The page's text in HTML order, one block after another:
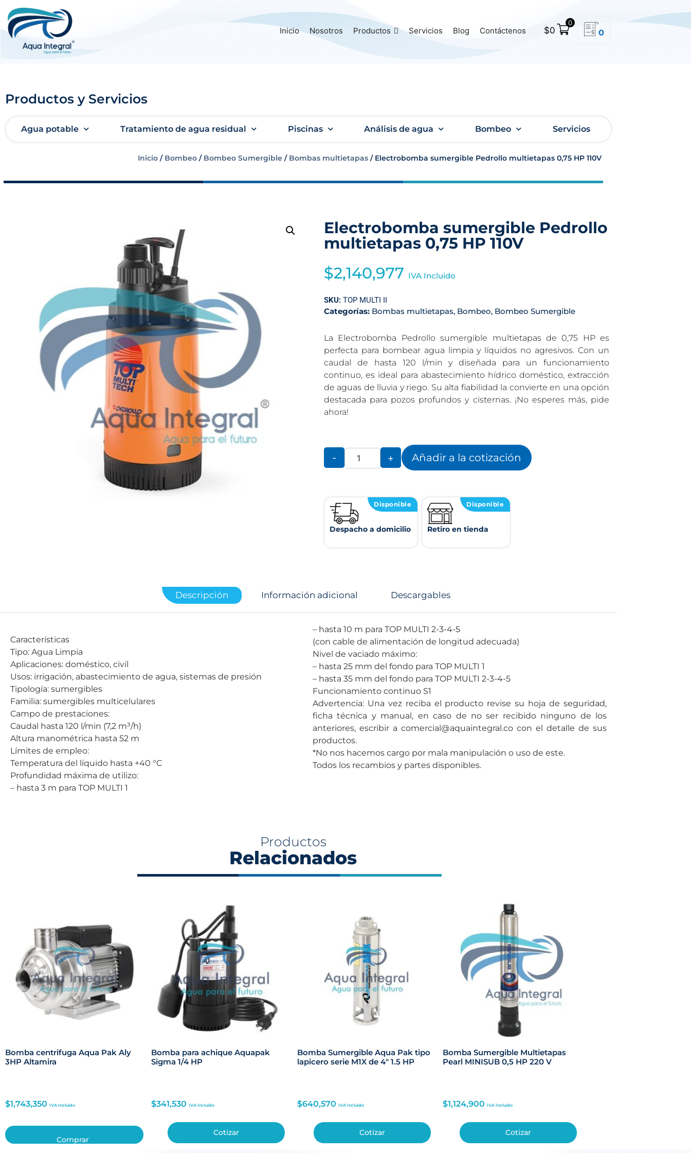
Inicio Nosotros Productos Servicios Blog Contáctenos $0
0
0
Productos y Servicios
Agua potable Tratamiento de agua residual Piscinas Análisis de agua Bombeo Servicios
Inicio / Bombeo / Bombeo Sumergible / Bombas multietapas / Electrobomba sumergible Pedrollo multietapas 0,75 HP 110V
Electrobomba sumergible Pedrollo
multietapas 0,75 HP 110V
$2,140,977 IVA Incluido
SKU: TOP MULTI II
Categorías: Bombas multietapas, Bombeo, Bombeo Sumergible
La Electrobomba Pedrollo sumergible multietapas de 0,75 HP es
perfecta para bombear agua limpia y líquidos no agresivos. Con un
caudal de hasta 120 l/min y diseñada para un funcionamiento
continuo, es ideal para abastecimiento hídrico doméstico, extracción
de aguas de lluvia y riego. Su alta fiabilidad la convierte en una opción
destacada para pozos profundos y cisternas. ¡No esperes más, pide
ahora!
- + Añadir a la cotización
Disponible
Despacho a domicilio
Disponible
Retiro en tienda
Descripción Información adicional Descargables
Características
Tipo: Agua Limpia
Aplicaciones: doméstico, civil
Usos: irrigación, abastecimiento de agua, sistemas de presión
Tipología: sumergibles
Familia: sumergibles multicelulares
Campo de prestaciones:
Caudal hasta 120 l/min (7,2 m³/h)
Altura manométrica hasta 52 m
Límites de empleo:
Temperatura del líquido hasta +40 °C
Profundidad máxima de utilizo:
– hasta 3 m para TOP MULTI 1
– hasta 10 m para TOP MULTI 2-3-4-5
(con cable de alimentación de longitud adecuada)
Nivel de vaciado máximo:
– hasta 25 mm del fondo para TOP MULTI 1
– hasta 35 mm del fondo para TOP MULTI 2-3-4-5
Funcionamiento continuo S1
Advertencia: Una vez reciba el producto revise su hoja de seguridad,
ficha técnica y manual, en caso de no ser recibido ninguno de los
anteriores, escribir a comercial@aquaintegral.co con el detalle de sus
productos.
*No nos hacemos cargo por mala manipulación o uso de este.
Todos los recambios y partes disponibles.
Productos
Relacionados
Bomba centrifuga Aqua Pak Aly
3HP Altamira
$1,743,350 IVA Incluido
Comprar
Bomba para achique Aquapak
Sigma 1/4 HP
$341,530 IVA Incluido
Cotizar
Bomba Sumergible Aqua Pak tipo
lapicero serie M1X de 4″ 1.5 HP
$640,570 IVA Incluido
Cotizar
Bomba Sumergible Multietapas
Pearl MINISUB 0,5 HP 220 V
$1,124,900 IVA Incluido
Cotizar